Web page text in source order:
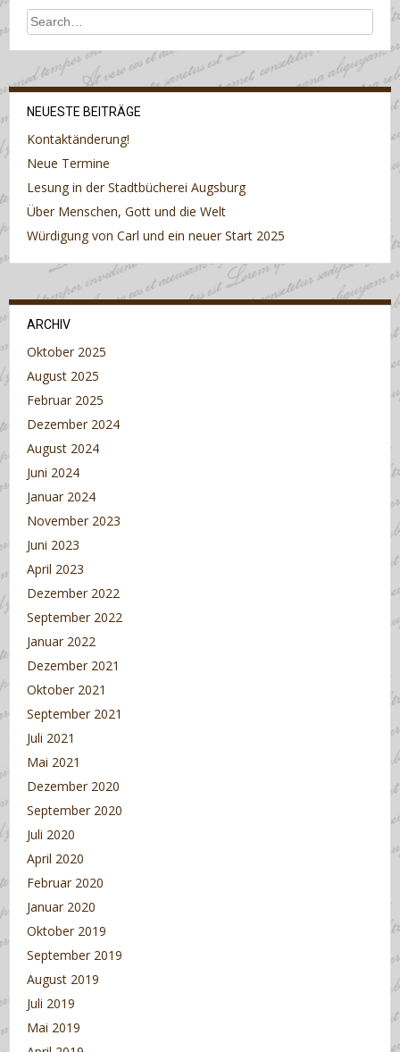
NEUESTE BEITRÄGE
Kontaktänderung!
Neue Termine
Lesung in der Stadtbücherei Augsburg
Über Menschen, Gott und die Welt
Würdigung von Carl und ein neuer Start 2025
ARCHIV
Oktober 2025
August 2025
Februar 2025
Dezember 2024
August 2024
Juni 2024
Januar 2024
November 2023
Juni 2023
April 2023
Dezember 2022
September 2022
Januar 2022
Dezember 2021
Oktober 2021
September 2021
Juli 2021
Mai 2021
Dezember 2020
September 2020
Juli 2020
April 2020
Februar 2020
Januar 2020
Oktober 2019
September 2019
August 2019
Juli 2019
Mai 2019